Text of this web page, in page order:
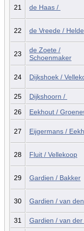
21 de Haas /
22 de Vreede /
23
de Zoete /
Schoenmaker
24 Dijkshoek /
25 Dijkshoorn /
26
Eekhout /
27 Eijgermans /
28 Fluit / Vellekoop
29 Gardien / Bakker
30 Gardien / van
31 Gardien / van der